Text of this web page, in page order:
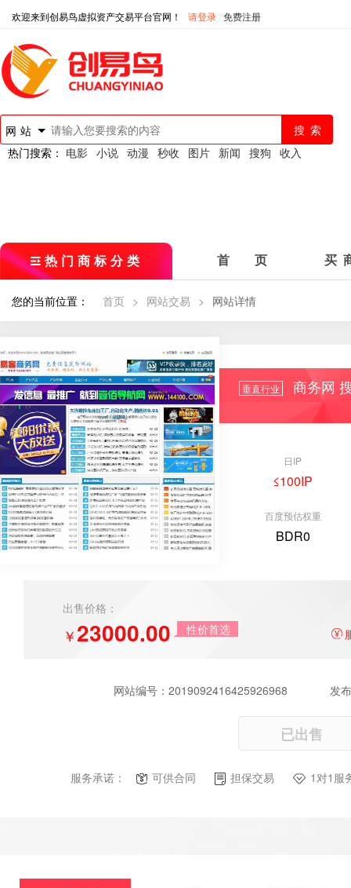
欢迎来到创易鸟虚拟资产交易平台官网！ 请登录 免费注册
网站
热门搜索： 电影 小说 动漫 秒收 图片 新闻 搜狗 收入
热门商标分类 首 页 买
您的当前位置： 首页 > 网站交易 > 网站详情
垂直行业 商务网
日IP
≤100IP
百度预估权重
BDR0
出售价格：
￥23000.00 性价首选
网站编号： 2019092416425926968 发
已出售
服务承诺： 可供合同 担保交易 1对1服